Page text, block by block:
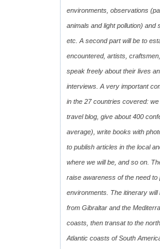
environments, observations
animals and light pollution) and
etc. A second part will be to
encountered, artists,
speak freely about their lives
interviews. A very important
in the 27 countries covered:
travel blog, give about 400
average), write books with
to publish articles in the local
where we will be, and so on.
raise awareness of the need
environments. The itinerary
from Gibraltar and the
coasts, then transat to the
Atlantic coasts of South